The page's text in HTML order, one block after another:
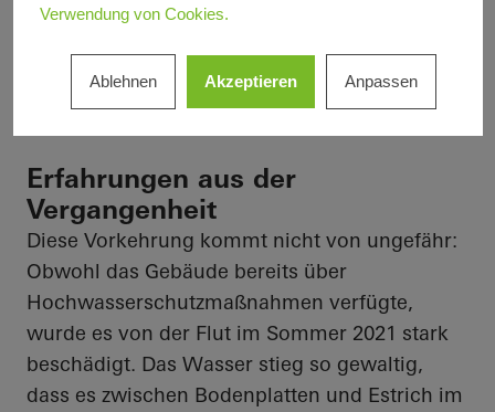
Auf diese Weise kann der untere Teil im Fall
geflutet werden.
Erfahrungen aus der
Vergangenheit
Diese Vorkehrung kommt nicht von ungefähr:
Obwohl das Gebäude bereits über
Hochwasserschutzmaßnahmen verfügte,
wurde es von der Flut im Sommer 2021 stark
beschädigt. Das Wasser stieg so gewaltig,
dass es zwischen Bodenplatten und Estrich im
Verwendung von Cookies.
Ablehnen Akzeptieren Anpassen